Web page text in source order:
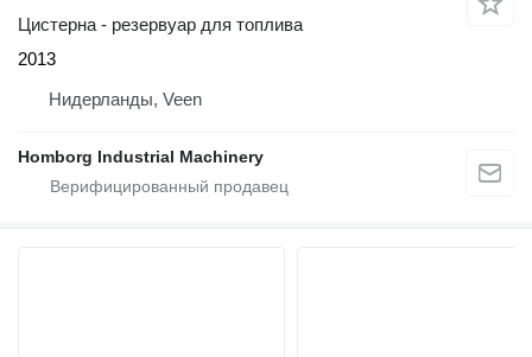
Цистерна - резервуар для топлива
2013
Нидерланды, Veen
Homborg Industrial Machinery